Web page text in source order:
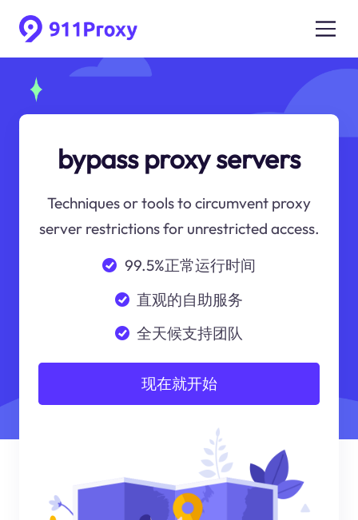
bypass proxy servers
Techniques or tools to circumvent proxy
server restrictions for unrestricted access.
99.5%正常运行时间
直观的自助服务
全天候支持团队
现在就开始